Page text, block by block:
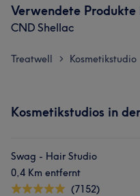
Verwendete Produkte
CND Shellac
Treatwell > Kosmetikstudio
Kosmetikstudios in
Swag - Hair Studio
0,4 Km entfernt
(7152)